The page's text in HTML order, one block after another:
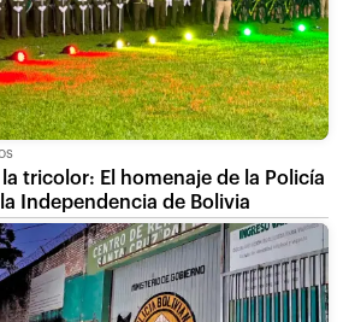
tricolor: El homenaje de la Policía
Independencia de Bolivia